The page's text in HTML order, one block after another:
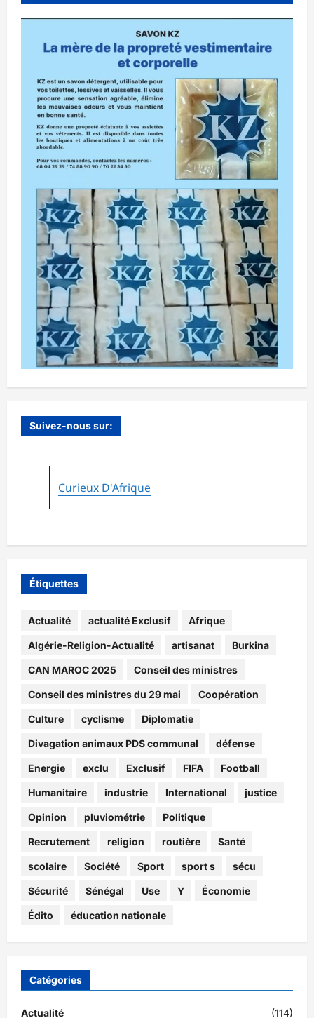
Suivez-nous sur:
Curieux D'Afrique
Étiquettes
Actualité actualité Exclusif Afrique
Algérie-Religion-Actualité artisanat Burkina
CAN MAROC 2025 Conseil des ministres
Conseil des ministres du 29 mai Coopération
Culture cyclisme Diplomatie
Divagation animaux PDS communal défense
Energie exclu Exclusif FIFA Football
Humanitaire industrie International justice
Opinion pluviométrie Politique
Recrutement religion routière Santé
scolaire Société Sport sport s sécu
Sécurité Sénégal Use Y Économie
Édito éducation nationale
Catégories
Actualité (114)